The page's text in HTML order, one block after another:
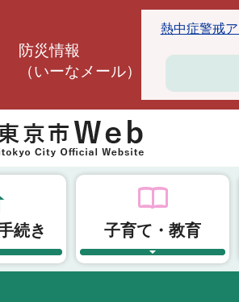
防災情報
（いーなメール）
熱中症警戒
続き 子育て・教育